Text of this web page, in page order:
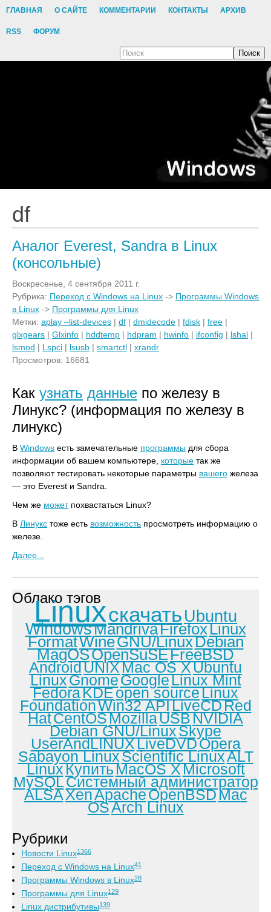
ГЛАВНАЯ О САЙТЕ КОММЕНТАРИИ КОНТАКТЫ АРХИВ
RSS ФОРУМ
Поиск
df
Аналог Everest, Sandra в Linux
(консольные)
Воскресенье, 4 сентября 2011 г.
Рубрика: Переход с Windows на Linux -> Программы Windows
в Linux -> Программы для Linux
Метки: aplay –list-devices | df | dmidecode | fdisk | free |
glxgears | Glxinfo | hddtemp | hdpram | hwinfo | ifconfig | lshal |
lsmod | Lspci | lsusb | smartctl | xrandr
Просмотров: 16681
Как узнать данные по железу в
Линукс? (информация по железу в
линукс)
В Windows есть замечательные программы для сбора
информации об вашем компьютере, которые так же
позволяют тестировать некоторые параметры вашего железа
— это Everest и Sandra.
Чем же можетпохвастаться Linux?
В Линукс тоже есть возможность просмотреть информацию о
железе.
Далее...
Облако тэгов
Linuxскачать Ubuntu
WindowsMandrivaFirefoxLinux
FormatWineGNU/LinuxDebian
MagOSOpenSuSEFreeBSD
AndroidUNIXMac OS XUbuntu
LinuxGnomeGoogleLinux Mint
FedoraKDEopen sourceLinux
FoundationWin32 APILiveCDRed
HatCentOSMozillaUSBNVIDIA
Debian GNU/LinuxSkype
UserAndLINUXLiveDVDOpera
Sabayon LinuxScientific LinuxALT
LinuxКупитьMacOS XMicrosoft
MySQLСистемный администратор
ALSAXenApacheOpenBSDMac
OSArch Linux
Рубрики
Новости Linux1366
Переход с Windows на Linux41
Программы Windows в Linux28
Программы для Linux129
Linux дистрибутивы139